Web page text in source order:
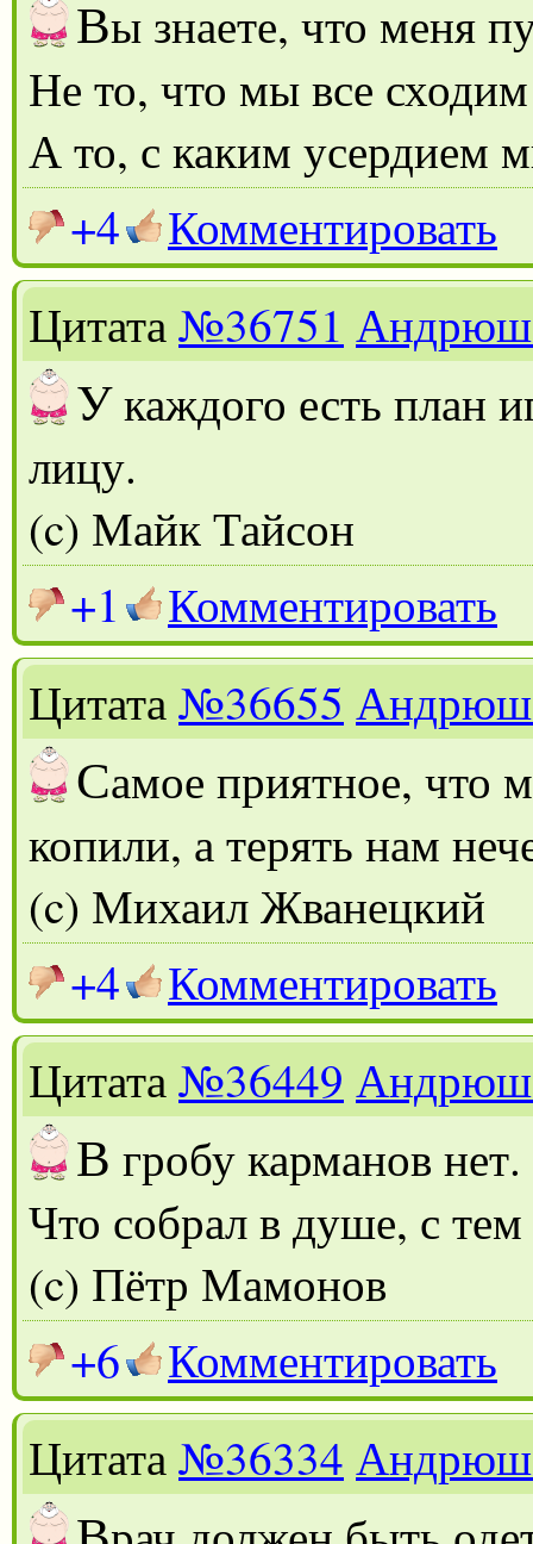
Вы знаете, что меня
Не то, что мы все
А то, с каким усердием
+4
Комментировать
Цитата№36751
Укаждого есть план
лицу.
(c) Майк Тайсон
+1
Комментировать
Цитата№36655
Самое приятное, что
копили, а терять нам
(c) Михаил Жванецкий
+4
Комментировать
Цитата№36449
В гробу карманов нет.
Что собрал в душе, с
(c) Пётр Мамонов
+6
Комментировать
Цитата№36334